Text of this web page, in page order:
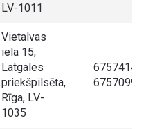
LV-1011
Vietalvas
iela 15,
Latgales
priekšpilsēta,
Rīga, LV-
1035
67574145,
67570997